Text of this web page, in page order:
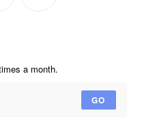
a month.
GO